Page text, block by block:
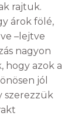
rajtuk.
árok fölé,
–lejtve
nagyon
hogy azok a
jól
szerezzük